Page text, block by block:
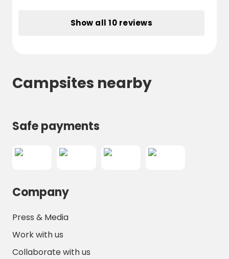
Show all 10 reviews
Campsites nearby
Safe payments
Company
Press & Media
Work with us
Collaborate with us